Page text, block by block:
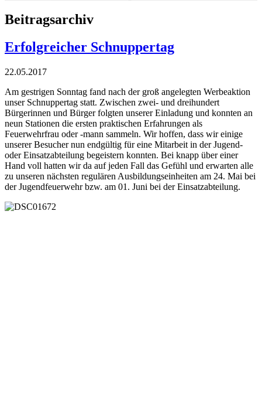
Beitragsarchiv
Erfolgreicher Schnuppertag
22.05.2017
Am gestrigen Sonntag fand nach der groß angelegten Werbeaktion
unser Schnuppertag statt. Zwischen zwei- und dreihundert
Bürgerinnen und Bürger folgten unserer Einladung und konnten an
neun Stationen die ersten praktischen Erfahrungen als
Feuerwehrfrau oder -mann sammeln. Wir hoffen, dass wir einige
unserer Besucher nun endgültig für eine Mitarbeit in der Jugend-
oder Einsatzabteilung begeistern konnten. Bei knapp über einer
Hand voll hatten wir da auf jeden Fall das Gefühl und erwarten alle
zu unseren nächsten regulären Ausbildungseinheiten am 24. Mai bei
der Jugendfeuerwehr bzw. am 01. Juni bei der Einsatzabteilung.